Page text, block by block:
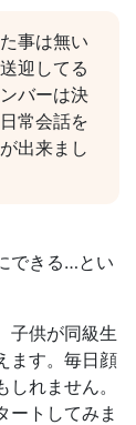
事は無い
迎してる
バーは決
常会話を
出来まし
できる…とい
子供が同級生
ます。毎日顔
れません。
ートしてみま